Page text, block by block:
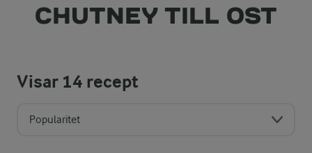
CHUTNEY TILL OST
Visar14 recept
Popularitet